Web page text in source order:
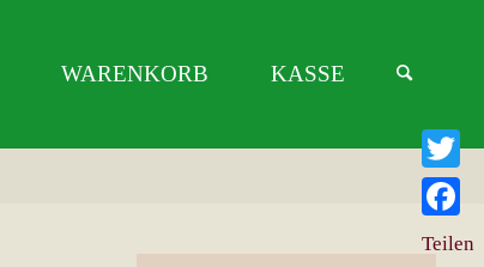
WARENKORB KASSE
Twitter
Teilen